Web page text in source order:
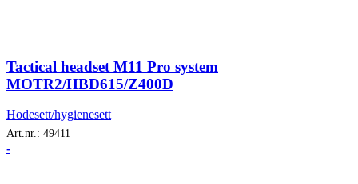
Tactical headset M11 Pro system
MOTR2/HBD615/Z400D
Hodesett/hygienesett
Art.nr.: 49411
-